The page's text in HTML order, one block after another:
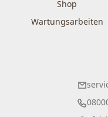
Shop
Wartungsarbeiten